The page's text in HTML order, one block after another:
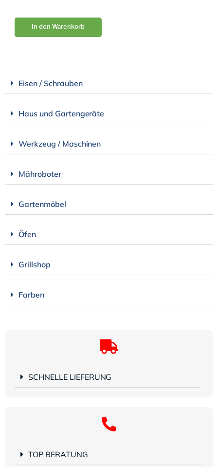
In den Warenkorb
Eisen / Schrauben
Haus und Gartengeräte
Werkzeug / Maschinen
Mähroboter
Gartenmöbel
Öfen
Grillshop
Farben
SCHNELLE LIEFERUNG
TOP BERATUNG